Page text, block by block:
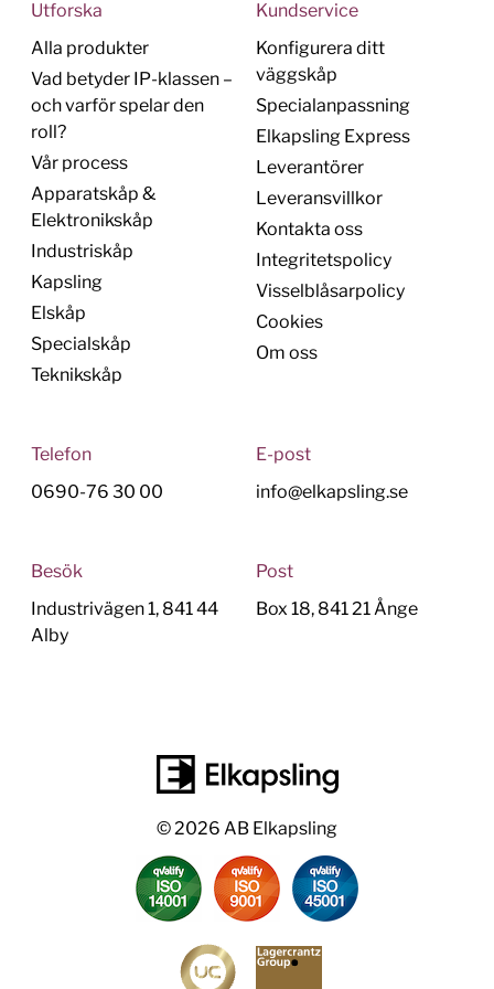
Utforska
Alla produkter
Vad betyder IP-klassen –
och varför spelar den
roll?
Vår process
Apparatskåp &
Elektronikskåp
Industriskåp
Kapsling
Elskåp
Specialskåp
Teknikskåp
Kundservice
Konfigurera ditt
väggskåp
Specialanpassning
Elkapsling Express
Leverantörer
Leveransvillkor
Kontakta oss
Integritetspolicy
Visselblåsarpolicy
Cookies
Om oss
Telefon
0690-76 30 00
E-post
info@elkapsling.se
Besök
Industrivägen 1, 841 44
Alby
Post
Box 18, 841 21 Ånge
© 2026 AB Elkapsling